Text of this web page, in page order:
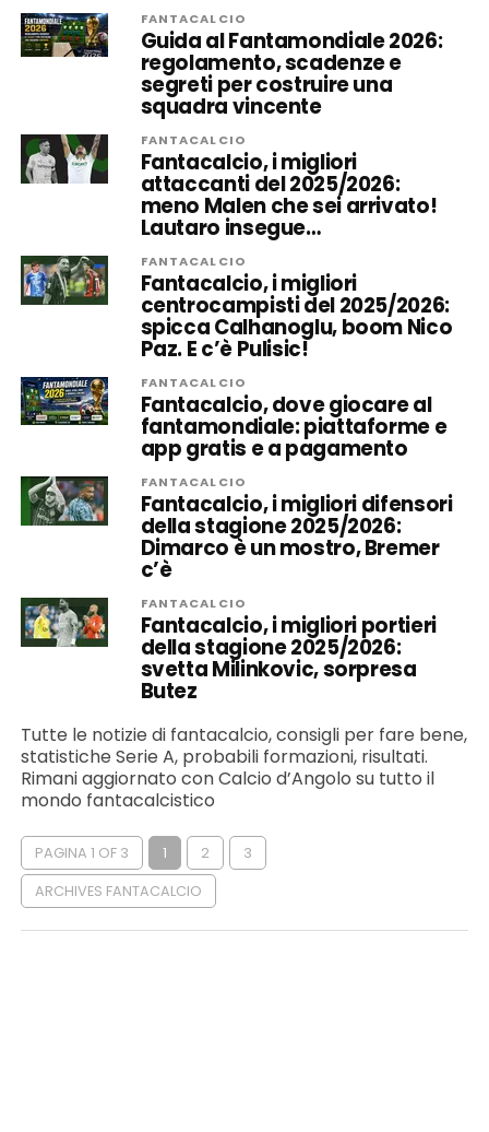
FANTACALCIO
Guida al Fantamondiale 2026:
regolamento, scadenze e
segreti per costruire una
squadra vincente
FANTACALCIO
Fantacalcio, i migliori
attaccanti del 2025/2026:
meno Malen che sei arrivato!
Lautaro insegue…
FANTACALCIO
Fantacalcio, i migliori
centrocampisti del 2025/2026:
spicca Calhanoglu, boom Nico
Paz. E c’è Pulisic!
FANTACALCIO
Fantacalcio, dove giocare al
fantamondiale: piattaforme e
app gratis e a pagamento
FANTACALCIO
Fantacalcio, i migliori difensori
della stagione 2025/2026:
Dimarco è un mostro, Bremer
c’è
FANTACALCIO
Fantacalcio, i migliori portieri
della stagione 2025/2026:
svetta Milinkovic, sorpresa
Butez
Tutte le notizie di fantacalcio, consigli per fare bene,
statistiche Serie A, probabili formazioni, risultati.
Rimani aggiornato con Calcio d’Angolo su tutto il
mondo fantacalcistico
PAGINA 1 OF 3 1 2 3
ARCHIVES FANTACALCIO